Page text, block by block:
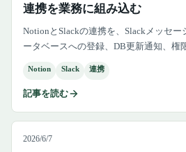
連携を業務に組み込む
NotionとSlackの連携を、Slackメッセ
ータベースへの登録、DB更新通知、権
Notion Slack 連携
記事を読む
2026/6/7